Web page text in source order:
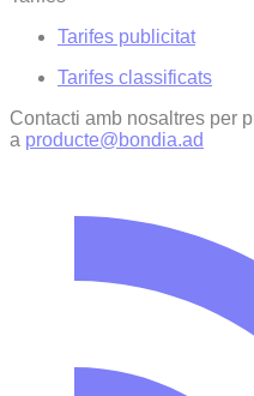
Tarifes publicitat
Tarifes classificats
Contacti amb nosaltres per
a producte@bondia.ad